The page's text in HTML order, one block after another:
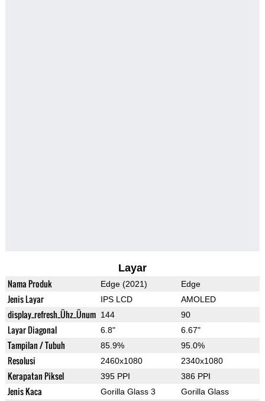
Layar
Nama Produk Edge (2021) Edge
Jenis Layar IPS LCD AMOLED
display_refresh_Ühz_Ünum 144 90
Layar Diagonal 6.8" 6.67"
Tampilan / Tubuh 85.9% 95.0%
Resolusi 2460x1080 2340x1080
Kerapatan Piksel 395 PPI 386 PPI
Jenis Kaca Gorilla Glass 3 Gorilla Glass